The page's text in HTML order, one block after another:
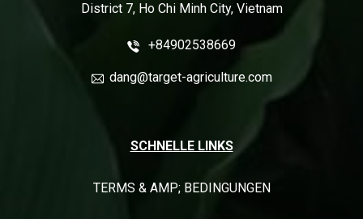
District 7, Ho Chi Minh City, Vietnam
+84902538669
dang@target-agriculture.com
SCHNELLE LINKS
TERMS & AMP; BEDINGUNGEN